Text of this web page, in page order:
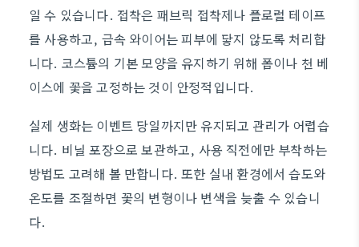
일 수 있습니다. 접착은 패브릭 접착제나 플로럴 테이프
를 사용하고, 금속 와이어는 피부에 닿지 않도록 처리합
니다. 코스튬의 기본 모양을 유지하기 위해 폼이나 천 베
이스에 꽃을 고정하는 것이 안정적입니다.
실제 생화는 이벤트 당일까지만 유지되고 관리가 어렵습
니다. 비닐 포장으로 보관하고, 사용 직전에만 부착하는
방법도 고려해 볼 만합니다. 또한 실내 환경에서 습도와
온도를 조절하면 꽃의 변형이나 변색을 늦출 수 있습니
다.